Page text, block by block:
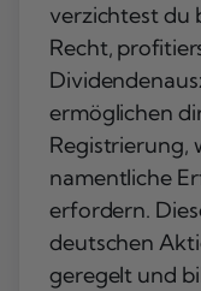
verzichtest du
Recht,
ermöglichen
Registrierung,
namentliche
erfordern.
deutschen
geregelt und